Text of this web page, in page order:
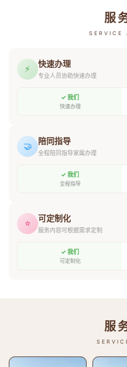
服
SERVICE
⚡ 快速办理
专业人员协助快速办理
✓ 我们
快速办理
🤝 陪同指导
全程陪同指导家属办理
✓ 我们
全程指导
⭐ 可定制化
服务内容可根据需求定制
✓ 我们
可定制化
服